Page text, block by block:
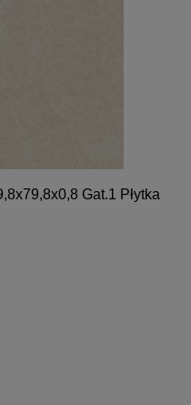
Gat.1 Płytka